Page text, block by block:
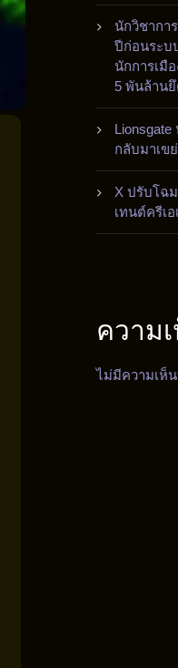
นักวิชากา
ปีก่อนระบ
นักการเมื
5 พันล้าน
กลับมาเข
X ปรับโฉ
เทนต์ครีเ
ความ
ไม่มีความเห็